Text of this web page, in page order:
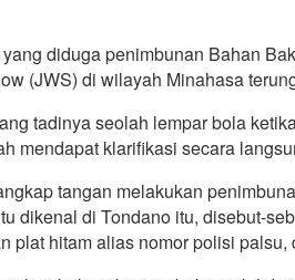
diduga penimbunan Bahan
(JWS) di wilayah Minahasa
tadinya seolah lempar bola
mendapat klarifikasi secara
tangan melakukan
dikenal di Tondano itu, disebut-
plat hitam alias nomor polisi